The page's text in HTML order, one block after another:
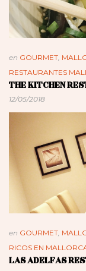
en GOURMET,
RESTAURANTES
THE KITCHEN
12/05/2018
en GOURMET,
RICOS EN
LAS ADELFAS